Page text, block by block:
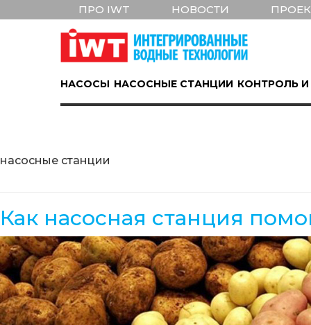
ПРО IWT НОВОСТИ
НАСОСЫ НАСОСНЫЕ СТАНЦИИ КОНТРОЛЬ И
насосные станции
Как насосная станция